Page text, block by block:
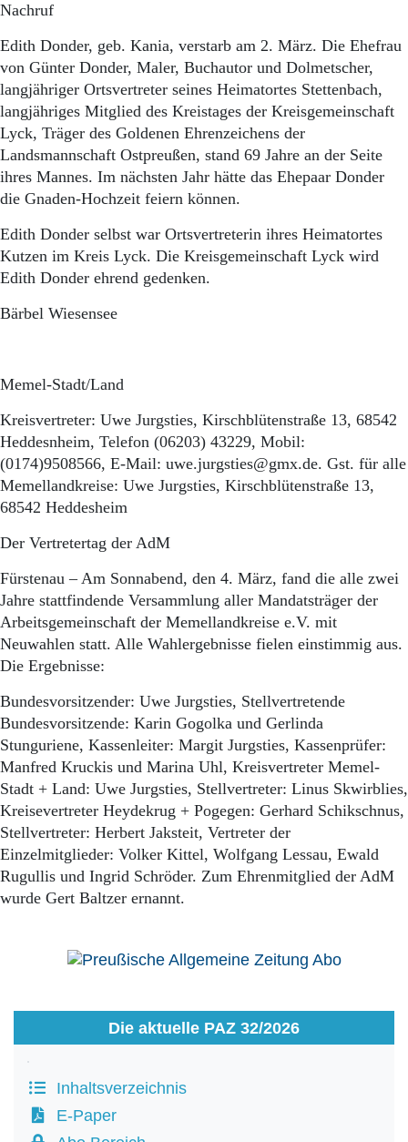
Nachruf
Edith Donder, geb. Kania, verstarb am 2. März. Die Ehefrau
von Günter Donder, Maler, Buchautor und Dolmetscher,
langjähriger Ortsvertreter seines Heimatortes Stettenbach,
langjähriges Mitglied des Kreistages der Kreisgemeinschaft
Lyck, Träger des Goldenen Ehrenzeichens der
Landsmannschaft Ostpreußen, stand 69 Jahre an der Seite
ihres Mannes. Im nächsten Jahr hätte das Ehepaar Donder
die Gnaden-Hochzeit feiern können.
Edith Donder selbst war Ortsvertreterin ihres Heimatortes
Kutzen im Kreis Lyck. Die Kreisgemeinschaft Lyck wird
Edith Donder ehrend gedenken.
Bärbel Wiesensee
Memel-Stadt/Land
Kreisvertreter: Uwe Jurgsties, Kirschblütenstraße 13, 68542
Heddesnheim, Telefon (06203) 43229, Mobil:
(0174)9508566, E-Mail: uwe.jurgsties@gmx.de. Gst. für alle
Memellandkreise: Uwe Jurgsties, Kirschblütenstraße 13,
68542 Heddesheim
Der Vertretertag der AdM
Fürstenau – Am Sonnabend, den 4. März, fand die alle zwei
Jahre stattfindende Versammlung aller Mandatsträger der
Arbeitsgemeinschaft der Memellandkreise e.V. mit
Neuwahlen statt. Alle Wahlergebnisse fielen einstimmig aus.
Die Ergebnisse:
Bundesvorsitzender: Uwe Jurgsties, Stellvertretende
Bundesvorsitzende: Karin Gogolka und Gerlinda
Stunguriene, Kassenleiter: Margit Jurgsties, Kassenprüfer:
Manfred Kruckis und Marina Uhl, Kreisvertreter Memel-
Stadt + Land: Uwe Jurgsties, Stellvertreter: Linus Skwirblies,
Kreisevertreter Heydekrug + Pogegen: Gerhard Schikschnus,
Stellvertreter: Herbert Jaksteit, Vertreter der
Einzelmitglieder: Volker Kittel, Wolfgang Lessau, Ewald
Rugullis und Ingrid Schröder. Zum Ehrenmitglied der AdM
wurde Gert Baltzer ernannt.
Die aktuelle PAZ 32/2026
Inhaltsverzeichnis
E-Paper